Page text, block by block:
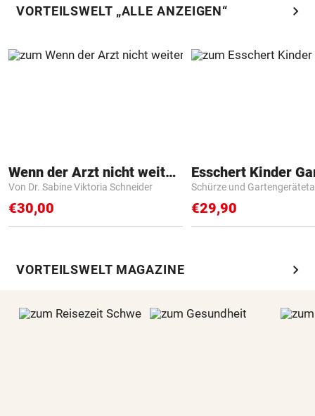
VORTEILSWELT „ALLE ANZEIGEN“ chevron_right
Wenn der Arzt nicht weiter weiß
Von Dr. Sabine Viktoria Schneider
€30,00
Schürze und
€29,90
VORTEILSWELT MAGAZINE chevron_right